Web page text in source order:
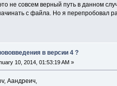
не совсем верный путь в данном
с файла. Но я перепробовал
в версии 4 ?
10, 2014, 01:53:19 AM »
Аандреич,